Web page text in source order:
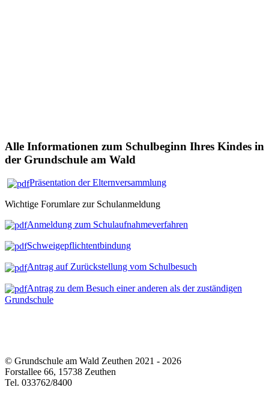
Alle Informationen zum Schulbeginn Ihres Kindes in
der Grundschule am Wald
Präsentation der Elternversammlung
Wichtige Forumlare zur Schulanmeldung
Anmeldung zum Schulaufnahmeverfahren
Schweigepflichtentbindung
Antrag auf Zurückstellung vom Schulbesuch
Antrag zu dem Besuch einer anderen als der zuständigen
Grundschule
© Grundschule am Wald Zeuthen 2021 - 2026
Forstallee 66, 15738 Zeuthen
Tel. 033762/8400